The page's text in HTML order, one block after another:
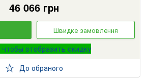
46 066 грн
Швидке замовлення
отобразить скидку
До обраного